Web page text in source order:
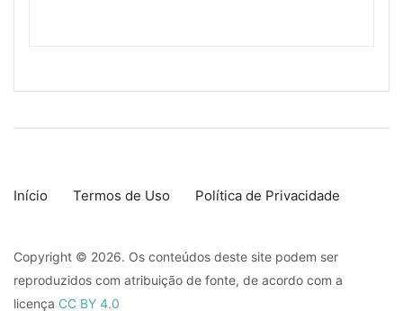
Início Termos de Uso Política de Privacidade
Copyright © 2026. Os conteúdos deste site podem ser
reproduzidos com atribuição de fonte, de acordo com a
licença CC BY 4.0